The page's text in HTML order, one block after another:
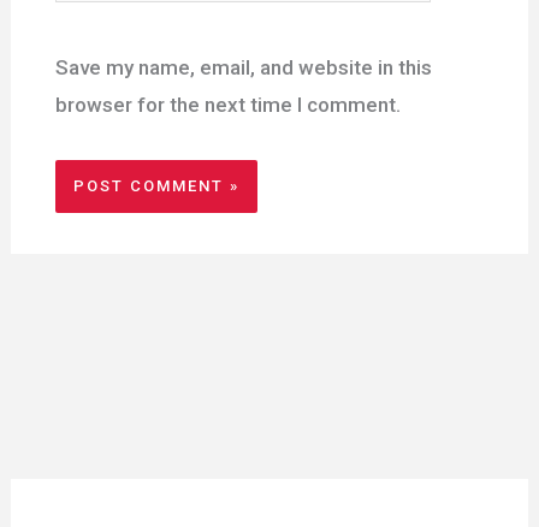
Save my name, email, and website in this
browser for the next time I comment.